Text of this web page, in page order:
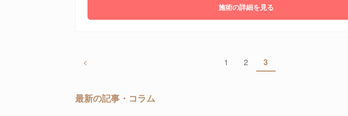
施術の詳細を見る
< 1 2 3
最新の記事・コラム